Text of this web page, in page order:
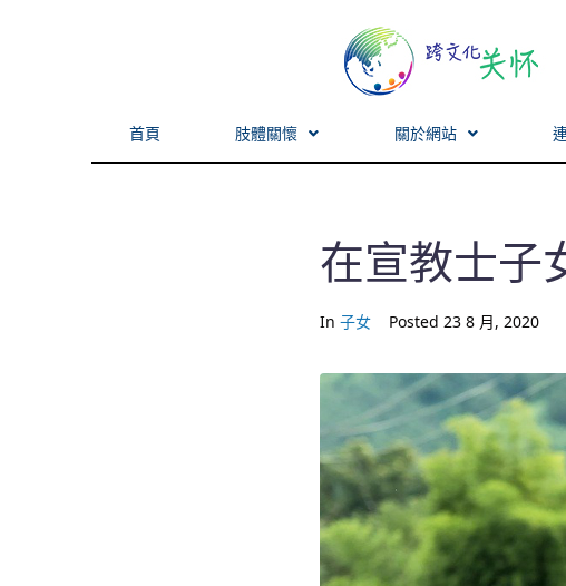
首頁 肢體關懷 關於網站
在宣教士子
In 子女 Posted 23 8 月, 2020